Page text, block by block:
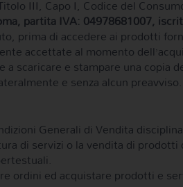
III, Capo I, Codice del
partita IVA: 04978681007,
prima di accedere ai prodotti
accettate al momento
a scaricare e stampare una
e senza alcun preavviso.
Generali di Vendita
di servizi o la vendita di
ordini ed acquistare prodotti e